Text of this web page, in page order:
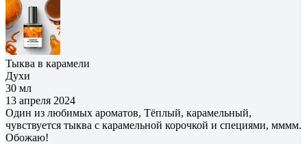
Тыква в карамели
Духи
30 мл
13 апреля 2024
Один из любимых ароматов, Тёплый, карамельный,
чувствуется тыква с карамельной корочкой и специями, мммм.
Обожаю!